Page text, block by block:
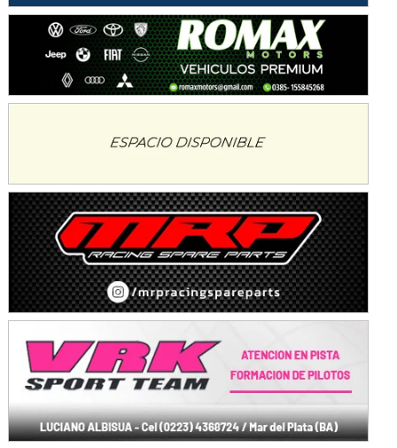
KDO - F6
Ciudad de Trenque Lauquen (Asfalto)
Trenque Lauquen (Buenos Aires)
ENTRERRIANO - F6 (POSTERGADA)
El Cerro (Tierra)
Victoria (Entre Ríos)
PATAGONICO - F6
Moto Club Reginense (Tierra)
Gral. E. Godoy (Río Negro)
CSK - F7
Juventud Unida (Tierra)
NORESTE SANTAFESINO - F6
Ciudad de Avellaneda (Asfalto)
SUR SANTAFESINO - F4